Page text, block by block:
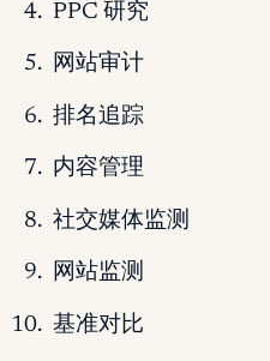
PPC 研究
网站审计
排名追踪
内容管理
社交媒体监测
网站监测
基准对比